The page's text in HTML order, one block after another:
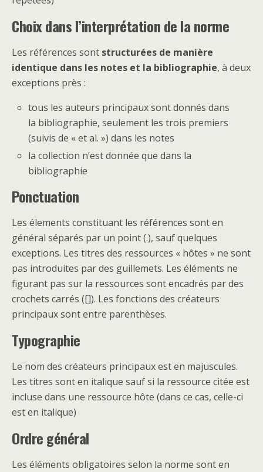
Choix dans l’interprétation de la norme
Les références sont structurées de manière
identique dans les notes et la bibliographie, à deux
exceptions près :
tous les auteurs principaux sont donnés dans
la bibliographie, seulement les trois premiers
(suivis de « et al. ») dans les notes
la collection n’est donnée que dans la
bibliographie
Ponctuation
Les élements constituant les références sont en
général séparés par un point (.), sauf quelques
exceptions. Les titres des ressources « hôtes » ne sont
pas introduites par des guillemets. Les éléments ne
figurant pas sur la ressources sont encadrés par des
crochets carrés ([]). Les fonctions des créateurs
principaux sont entre parenthèses.
Typographie
Le nom des créateurs principaux est en majuscules.
Les titres sont en italique sauf si la ressource citée est
incluse dans une ressource hôte (dans ce cas, celle-ci
est en italique)
Ordre général
Les éléments obligatoires selon la norme sont en